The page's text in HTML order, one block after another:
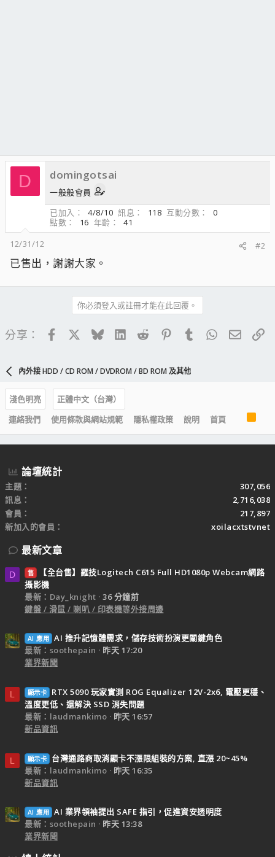
D domingotsai
一般般會員
已加入
4/8/10 訊息 118 互動分數
0
點數
16 年齡
41
12/31/12
#2
已售出，謝謝大家。
你必須登入或註冊才能在此回覆。
分享： FacebookBlueskyLinkedIn
Reddit PinterestTumblrWhatsApp
電子
內外接 HDD / CD ROM / DVDROM / BD ROM 及其他
淺色明亮
正體中文（台灣）
連絡我們
使用條款與網站規範 隱私權政策 說明 首頁
S
論壇統計
主題
307,056
訊息
2,716,038
會員
217,897
新加入的會員
xoilacxtstvnet
最新文章
D 售
【全台售】羅技Logitech C615 Full HD1080p Webcam網路
攝影機
最新：Day_knight
36 分鐘前
鍵盤 / 滑鼠 / 喇叭 / 印表機等外接周邊
AI 應用 AI 推升記憶體需求，儲存技術扮演更關鍵角色
最新：soothepain
昨天 17:20
業界新聞
L 顯示卡
RTX 5090 玩家實測 ROG Equalizer 12V-2x6, 電壓更穩、
溫度更低、還解決 SSD 消失問題
最新：laudmankimo
昨天 16:57
新品資訊
L 顯示卡
台灣通路商取消顯卡不漲限組裝的方案, 直漲 20~45%
最新：laudmankimo
昨天 16:35
新品資訊
AI 應用 AI 業界領袖提出 SAFE 指引，促進資安透明度
最新：soothepain
昨天 13:38
業界新聞